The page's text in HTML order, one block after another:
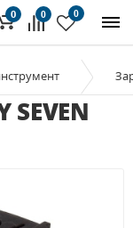
0 0
0